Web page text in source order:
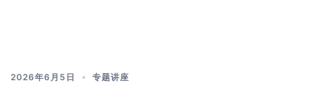
2026年6月5日 专题讲座